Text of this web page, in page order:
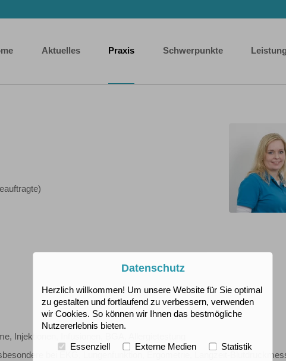
Aktuelles Praxis Schwerpunkte
Injektionen, Infusionen, BGA, Allergietestung
bei EKG, Lungenfunktion, Ergometrie, Langzeit-
Datenschutz
Herzlich willkommen! Um unsere Website für Sie optimal
zu gestalten und fortlaufend zu verbessern, verwenden
wir Cookies. So können wir Ihnen das bestmögliche
Nutzererlebnis bieten.
Essenziell Externe Medien Statistik